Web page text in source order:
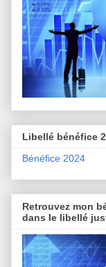
Libellé bénéfice
Bénéfice 2024
Retrouvez mon
dans le libellé